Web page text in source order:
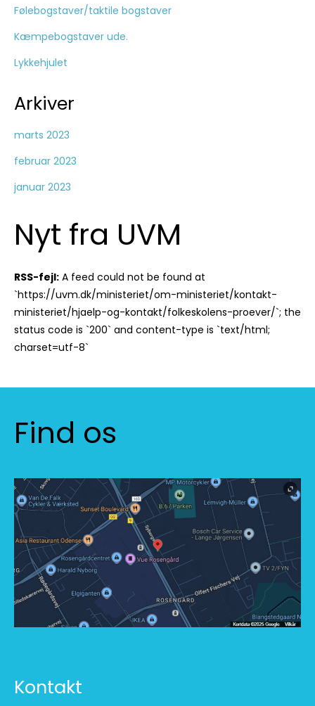
Følebogstaver/taktile bogstaver
Kæmpebogstaver ude.
Lykkehjulet
Arkiver
marts 2023
februar 2023
januar 2023
Nyt fra UVM
RSS-fejl: A feed could not be found at
`https://uvm.dk/ministeriet/om-ministeriet/kontakt-
ministeriet/hjaelp-og-kontakt/folkeskolens-proever/`; the
status code is `200` and content-type is `text/html;
charset=utf-8`
Find os
Kontakt